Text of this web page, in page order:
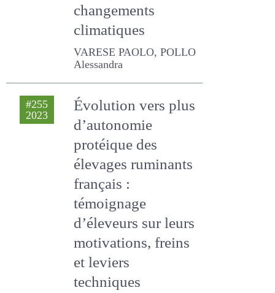
climatiques
VARESE PAOLO, POLLO
Alessandra
#255
2023
Évolution vers plus
d’autonomie
protéique des
élevages
ruminants
français :
témoignage
d’éleveurs sur leurs
motivations, freins
et leviers
techniques